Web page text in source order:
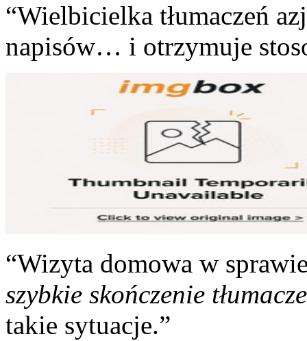
“Wielbicielka tłumaczeń
napisów… i otrzymuje
“Wizyta domowa w
szybkie skończenie
takie sytuacje.”